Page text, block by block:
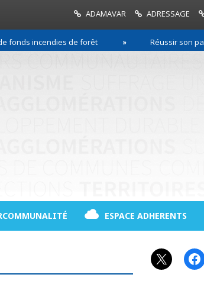
ADAMAVAR ADRESSAGE
incendies de forêt Réussir son pacte
ESPACE ADHERENTS
X